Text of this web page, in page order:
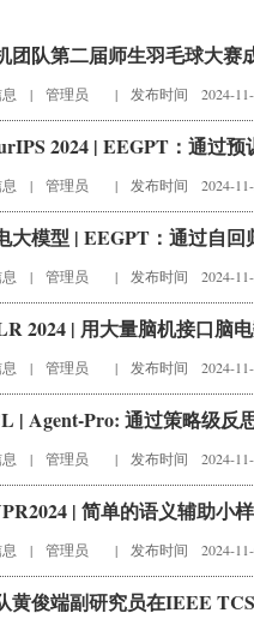
团队第二届师生羽毛球大赛
| 管理员 | 发布时间 2024-
2024 | EEGPT：通过预
| 管理员 | 发布时间 2024-
大模型 | EEGPT：通过自
| 管理员 | 发布时间 2024-
2024 | 用大量脑机接口脑
| 管理员 | 发布时间 2024-
| Agent-Pro: 通过策略级反
| 管理员 | 发布时间 2024-
| 简单的语义辅助小
| 管理员 | 发布时间 2024-
黄俊端副研究员在IEEE